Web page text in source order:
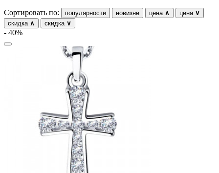
ремни
ромб
Сортировать по: популярности новизне цена ∧ цена ∨
скидка ∧ скидка ∨
- 40%